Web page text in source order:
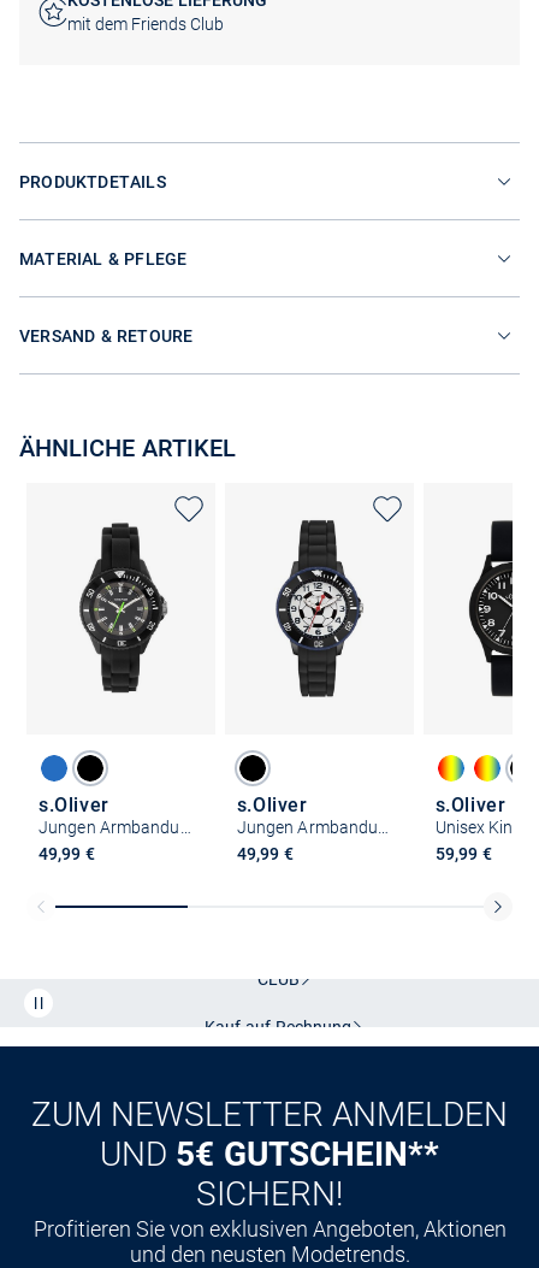
mit dem Friends Club
PRODUKTDETAILS
MATERIAL & PFLEGE
VERSAND & RETOURE
ÄHNLICHE ARTIKEL
s.Oliver
49,99 €
s.Oliver
49,99 €
s.Oliver
59,99 €
CLUB
Kauf auf Rechnung
ZUM NEWSLETTER ANMELDEN
UND 5€ GUTSCHEIN**
SICHERN!
Profitieren Sie von exklusiven Angeboten, Aktionen
und den neusten Modetrends.